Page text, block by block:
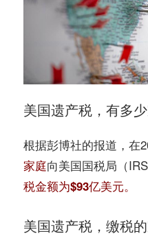
美国遗产税，有多
根据彭博社的报道，在
家庭向美国国税局（
税金额为$93亿美元。
美国遗产税，缴税